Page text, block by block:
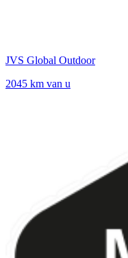
JVS Global Outdoor
2045 km van u